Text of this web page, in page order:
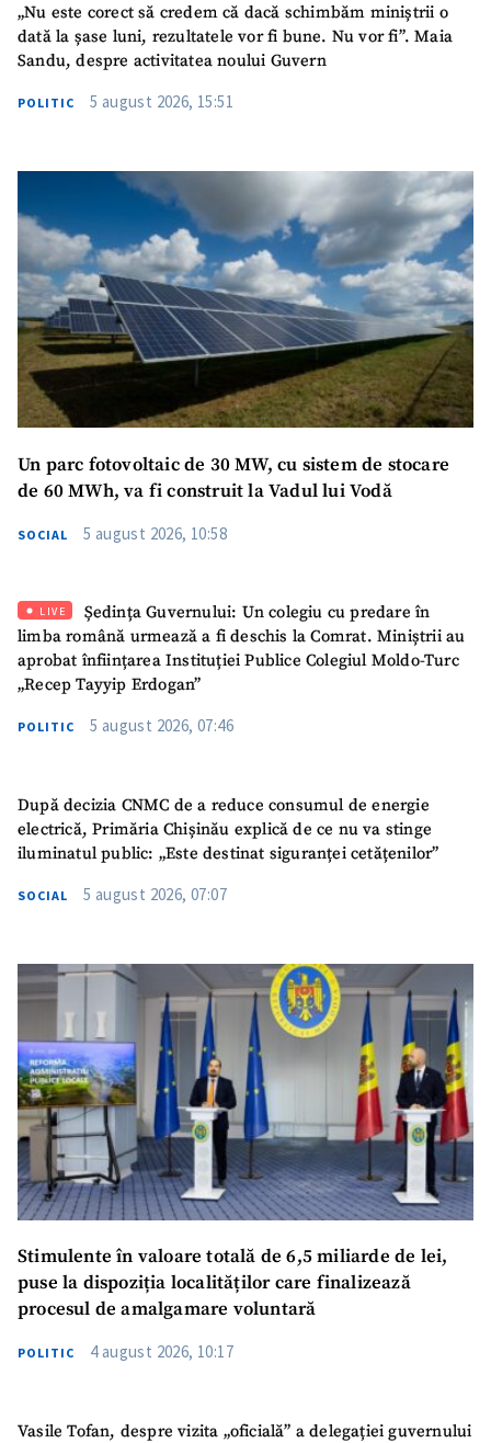
„Nu este corect să credem că dacă schimbăm miniștrii o
dată la șase luni, rezultatele vor fi bune. Nu vor fi”. Maia
Sandu, despre activitatea noului Guvern
POLITIC 5 august 2026, 15:51
Un parc fotovoltaic de 30 MW, cu sistem de stocare
de 60 MWh, va fi construit la Vadul lui Vodă
SOCIAL 5 august 2026, 10:58
LIVE
Ședința Guvernului: Un colegiu cu predare în
limba română urmează a fi deschis la Comrat. Miniștrii au
aprobat înființarea Instituției Publice Colegiul Moldo-Turc
„Recep Tayyip Erdogan”
POLITIC 5 august 2026, 07:46
După decizia CNMC de a reduce consumul de energie
electrică, Primăria Chișinău explică de ce nu va stinge
iluminatul public: „Este destinat siguranței cetățenilor”
SOCIAL 5 august 2026, 07:07
Stimulente în valoare totală de 6,5 miliarde de lei,
puse la dispoziția localităților care finalizează
procesul de amalgamare voluntară
POLITIC 4 august 2026, 10:17
Vasile Tofan, despre vizita „oficială” a delegației guvernului